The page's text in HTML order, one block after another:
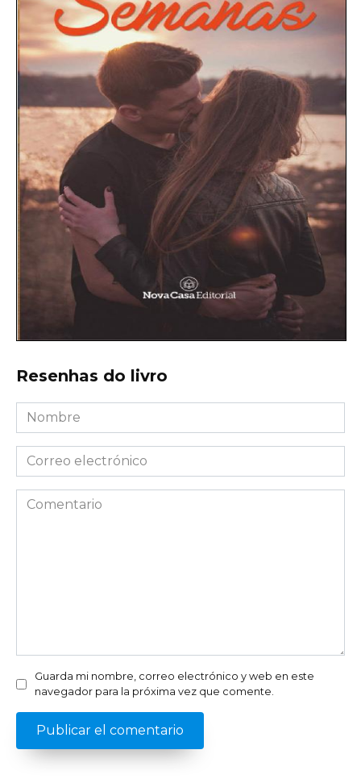
Resenhas do livro
Nombre
*
Correo
electrónico
*Comentario
Guarda mi nombre, correo electrónico y web en este
navegador para la próxima vez que comente.